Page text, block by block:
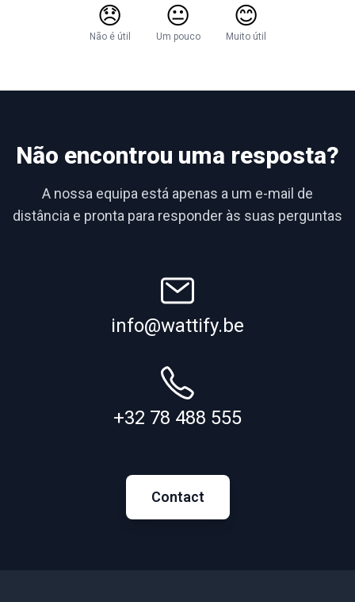
😞
Não é útil
😐
Um pouco
😊
Muito útil
Não encontrou uma resposta?
A nossa equipa está apenas a um e-mail de
distância e pronta para responder às suas perguntas
info@wattify.be
+32 78 488 555
Contact